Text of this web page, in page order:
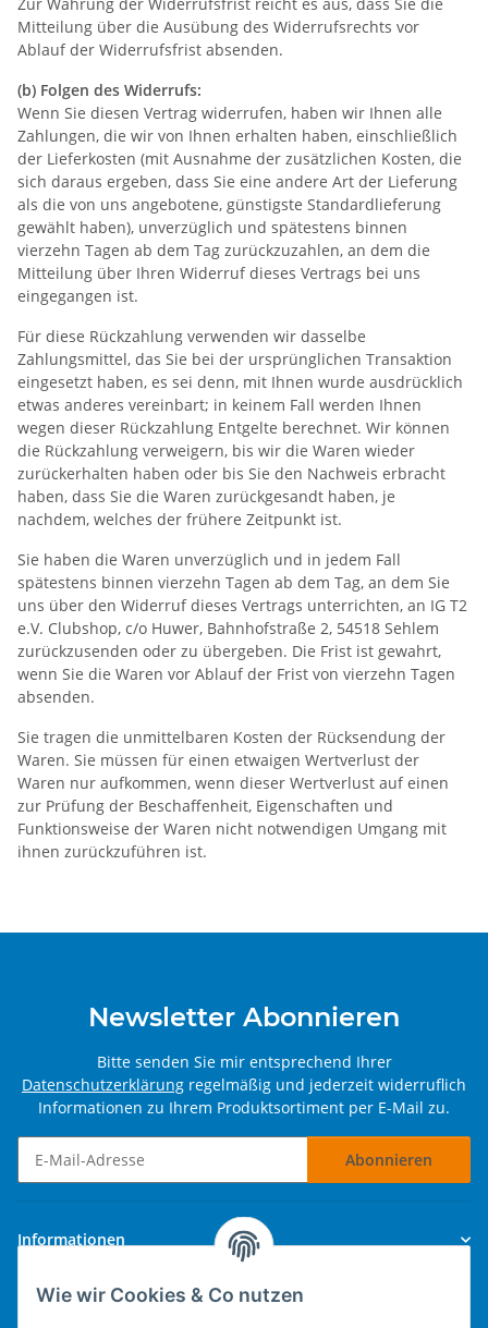
Wie wir Cookies & Co nutzen
Mitteilung über die Ausübung des Widerrufsrechts vor
Ablauf der Widerrufsfrist absenden.
(b) Folgen des Widerrufs:
Wenn Sie diesen Vertrag widerrufen, haben wir Ihnen alle
Zahlungen, die wir von Ihnen erhalten haben, einschließlich
der Lieferkosten (mit Ausnahme der zusätzlichen Kosten, die
sich daraus ergeben, dass Sie eine andere Art der Lieferung
als die von uns angebotene, günstigste Standardlieferung
gewählt haben), unverzüglich und spätestens binnen
vierzehn Tagen ab dem Tag zurückzuzahlen, an dem die
Mitteilung über Ihren Widerruf dieses Vertrags bei uns
eingegangen ist.
Für diese Rückzahlung verwenden wir dasselbe
Zahlungsmittel, das Sie bei der ursprünglichen Transaktion
eingesetzt haben, es sei denn, mit Ihnen wurde ausdrücklich
etwas anderes vereinbart; in keinem Fall werden Ihnen
wegen dieser Rückzahlung Entgelte berechnet. Wir können
die Rückzahlung verweigern, bis wir die Waren wieder
zurückerhalten haben oder bis Sie den Nachweis erbracht
haben, dass Sie die Waren zurückgesandt haben, je
nachdem, welches der frühere Zeitpunkt ist.
Sie haben die Waren unverzüglich und in jedem Fall
spätestens binnen vierzehn Tagen ab dem Tag, an dem Sie
uns über den Widerruf dieses Vertrags unterrichten, an IG T2
e.V. Clubshop, c/o Huwer, Bahnhofstraße 2, 54518 Sehlem
zurückzusenden oder zu übergeben. Die Frist ist gewahrt,
wenn Sie die Waren vor Ablauf der Frist von vierzehn Tagen
absenden.
Sie tragen die unmittelbaren Kosten der Rücksendung der
Waren. Sie müssen für einen etwaigen Wertverlust der
Waren nur aufkommen, wenn dieser Wertverlust auf einen
zur Prüfung der Beschaffenheit, Eigenschaften und
Funktionsweise der Waren nicht notwendigen Umgang mit
ihnen zurückzuführen ist.
Newsletter Abonnieren
Bitte senden Sie mir entsprechend Ihrer
Datenschutzerklärung regelmäßig und jederzeit widerruflich
Informationen zu Ihrem Produktsortiment per E-Mail zu.
Abonnieren
Informationen
Gesetzliche Informationen